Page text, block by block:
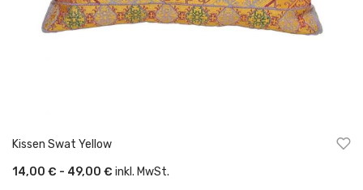
Kissen Swat Yellow
14,00 € - 49,00 € inkl. MwSt.